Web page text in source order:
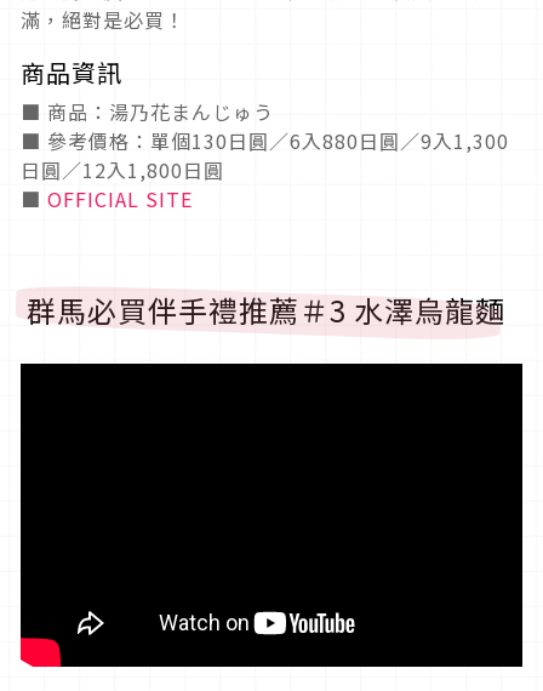
滿，絕對是必買！
商品資訊
■ 商品：湯乃花まんじゅう
■ 參考價格：單個130日圓／6入880日圓／9入1,300
日圓／12入1,800日圓
■ OFFICIAL SITE
群馬必買伴手禮推薦＃3 水澤烏龍麵